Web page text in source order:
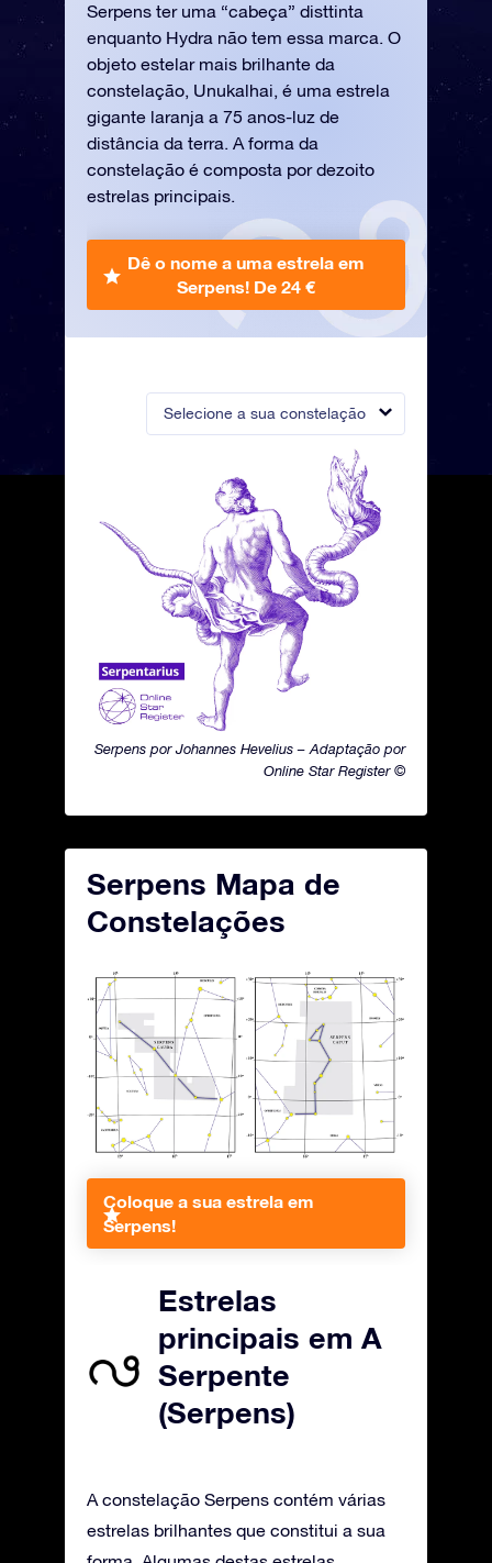
Selecione a sua constelação
Serpens por Johannes Hevelius – Adaptação por
Online Star Register ©
Serpens ter uma “cabeça” disttinta
enquanto Hydra não tem essa marca. O
objeto estelar mais brilhante da
constelação, Unukalhai, é uma estrela
gigante laranja a 75 anos-luz de
distância da terra. A forma da
constelação é composta por dezoito
estrelas principais.
Dê o nome a uma estrela em
Serpens! De 24 €
Serpens Mapa de
Constelações
Coloque a sua estrela em
Serpens!
Estrelas
principais em A
Serpente
(Serpens)
A constelação Serpens contém várias
estrelas brilhantes que constitui a sua